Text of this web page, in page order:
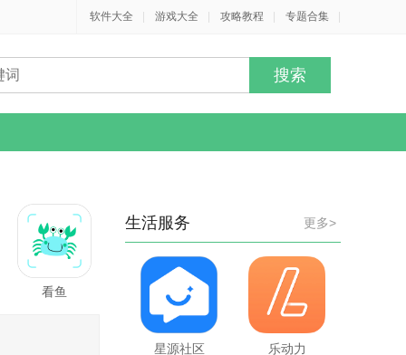
软件大全 游戏大全 攻略教程 专题合集
看鱼
更多>
生活服务
星源社区 乐动力